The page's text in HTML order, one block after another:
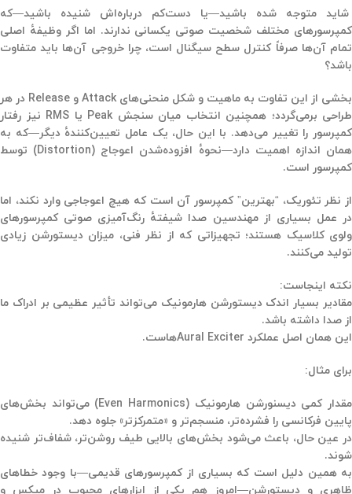
شاید متوجه شده باشید—یا دست‌کم درباره‌اش شنیده باشید—که
کمپرسورهای مختلف شخصیت صوتی یکسانی ندارند. اما اگر وظیفهٔ اصلی
تمام آن‌ها صرفاً کنترل سطح سیگنال است، چرا خروجی آن‌ها باید متفاوت
باشد؟
بخشی از این تفاوت به ماهیت و شکل منحنی‌های Attack و Release در هر
طراحی برمی‌گردد؛ همچنین انتخاب میان سنجش Peak یا RMS نیز رفتار
کمپرسور را تغییر می‌دهد. با این حال، یک عامل تعیین‌کنندهٔ دیگر—که به
همان اندازه اهمیت دارد—نحوهٔ افزوده‌شدن اعوجاج (Distortion)‌ توسط
کمپرسور است.
از نظر تئوریک، “بهترین” کمپرسور آن است که هیچ اعوجاجی وارد نکند، اما
در عمل بسیاری از مهندسین صدا شیفتهٔ رنگ‌آمیزی صوتی کمپرسورهای
ولوی کلاسیک هستند؛ تجهیزاتی که از نظر فنی، میزان دیستورشن زیادی
تولید می‌کنند.
نکته اینجاست:
مقادیر بسیار اندک دیستورشن هارمونیک می‌تواند تأثیر عظیمی بر ادراک ما
از صدا داشته باشد.
این همان اصل عملکرد Aural Exciter‌هاست.
برای مثال:
مقدار کمی دیسنورشن هارمونیک (Even Harmonics) می‌تواند بخش‌های
پایین فرکانسی را فشرده‌تر، منسجم‌تر و «متمرکزتر» جلوه دهد.
در عین حال، باعث می‌شود بخش‌های بالایی طیف روشن‌تر، شفاف‌تر شنیده
شوند.
به همین دلیل است که بسیاری از کمپرسورهای قدیمی—با وجود خطاهای
ظاهری و دیستورشن—امروز هم یکی از ابزارهای محبوب در میکس و